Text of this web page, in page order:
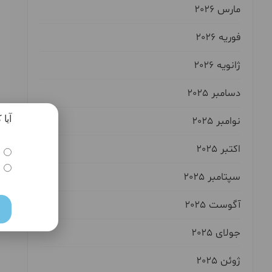
مارس 2026
فوریه 2026
ژانویه 2026
دسامبر 2025
نوامبر 2025
اکتبر 2025
سپتامبر 2025
آگوست 2025
جولای 2025
ژوئن 2025